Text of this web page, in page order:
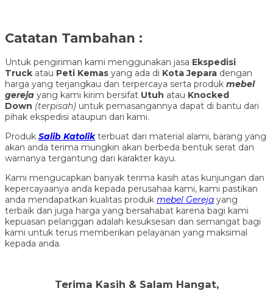
Catatan Tambahan :
Untuk pengiriman kami menggunakan jasa Ekspedisi
Truck atau Peti Kemas yang ada di Kota Jepara dengan
harga yang terjangkau dan terpercaya serta produk mebel
gereja yang kami kirim bersifat Utuh atau Knocked
Down (terpisah) untuk pemasangannya dapat di bantu dari
pihak ekspedisi ataupun dari kami.
Produk Salib Katolikterbuat dari material alami, barang yang
akan anda terima mungkin akan berbeda bentuk serat dan
warnanya tergantung dari karakter kayu.
Kami mengucapkan banyak terima kasih atas kunjungan dan
kepercayaanya anda kepada perusahaa kami, kami pastikan
anda mendapatkan kualitas produk mebel Gereja yang
terbaik dan juga harga yang bersahabat karena bagi kami
kepuasan pelanggan adalah kesuksesan dan semangat bagi
kami untuk terus memberikan pelayanan yang maksimal
kepada anda.
Terima Kasih & Salam Hangat,